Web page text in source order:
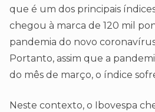
que é um dos principais
chegou à marca de 120 mil
pandemia do novo
Portanto, assim que a
do mês de março, o índice
Neste contexto, o Ibovespa